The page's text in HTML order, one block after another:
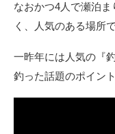
なおかつ4人で瀬泊
く、人気のある場所で
一昨年には人気の『
釣った話題のポイン